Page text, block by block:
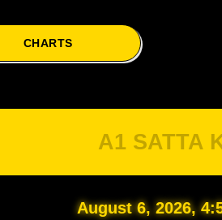
CHARTS
A1 SATTA
August 6, 2026,